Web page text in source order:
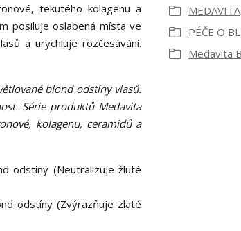
tekutého kolagenu a
posiluje oslabená místa ve
a urychluje rozčesávání.
blond odstíny vlasů.
Série produktů Medavita
kolagenu, ceramidů a
odstíny (Neutralizuje žluté
odstíny (Zvýrazňuje zlaté
MEDAVITA
PÉČE O
Medavita